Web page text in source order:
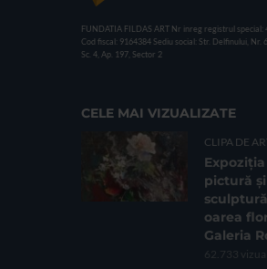
FUNDATIA FILDAS ART Nr inreg registrul special:
Cod fiscal: 9164384 Sediu social: Str. Delfinului, Nr.
Sc. 4, Ap. 197, Sector 2
CELE MAI VIZUALIZATE
CLIPA DE
pictură și
oarea
Galeria
62.733